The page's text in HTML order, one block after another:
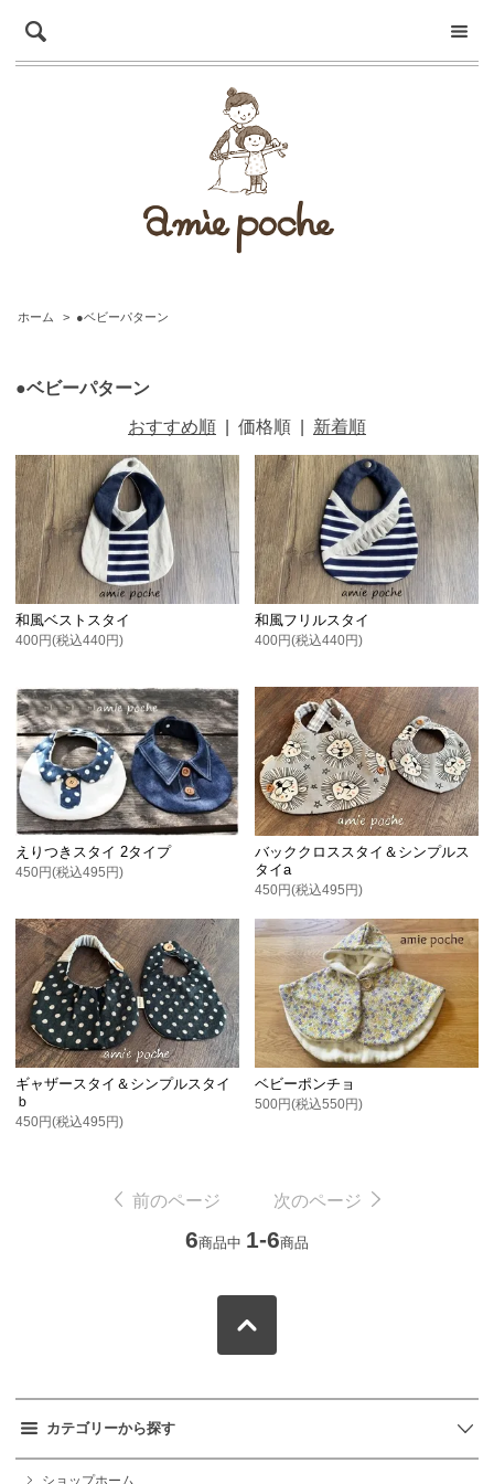
ホーム > ●ベビーパターン
●ベビーパターン
おすすめ順 価格順 新着順
和風ベストスタイ
400円(税込440円)
和風フリルスタイ
400円(税込440円)
えりつきスタイ 2タイプ
450円(税込495円)
バッククロススタイ＆シンプルス
タイa
450円(税込495円)
ギャザースタイ＆シンプルスタイ
ｂ
450円(税込495円)
ベビーポンチョ
500円(税込550円)
前のページ 次のページ
6商品中 1-6商品
カテゴリーから探す
ショップホーム